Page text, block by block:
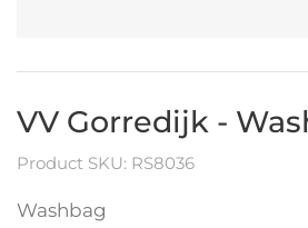
VV Gorredijk -
Product SKU: RS8036
Washbag